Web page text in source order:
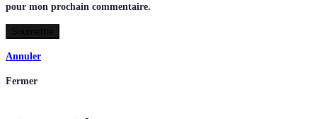
pour mon prochain commentaire.
Annuler
Fermer